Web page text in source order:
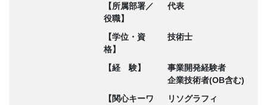
【所属部署／
役職】
代表
【学位・資
格】
技術士
【経 験】
事業開発経験者
企業技術者(OB含む)
【関心キーワ
リソグラフィ